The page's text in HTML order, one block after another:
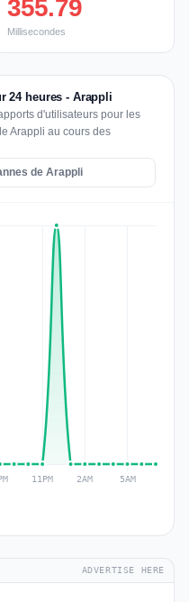
355.79
Millisecondes
24 heures - Arappli
d'utilisateurs pour les
Arappli au cours des
de Arappli
ADVERTISE HERE